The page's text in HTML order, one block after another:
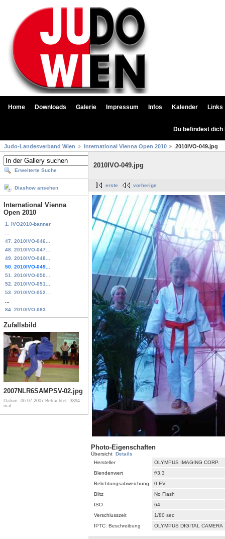
Home Downloads Galerie Impressum Infos Kalender Links
Du befindest
Judo-Landesverband Wien International Vienna Open 2010 2010IVO-049.jpg
Erweiterte Suche
Diashow ansehen
International Vienna
Open 2010
1. IVO2010-banner
47. 2010IVO-046...
48. 2010IVO-047...
49. 2010IVO-048...
50. 2010IVO-049...
51. 2010IVO-050...
52. 2010IVO-051...
53. 2010IVO-052...
84. 2010IVO-083...
Zufallsbild
2007NLR6SAMPSV-02.jpg
Datum: 06.07.2007 Betrachtet: 3894
mal
2010IVO-049.jpg
erste vorherige
Photo-Eigenschaften
Übersicht Details
Hersteller
OLYMPUS IMAGING CORP.
Blendenwert
f/3,3
Belichtungsabweichung
0 EV
Blitz
No Flash
ISO
64
Verschlusszeit
1/80 sec
IPTC: Beschreibung
OLYMPUS DIGITAL CAMERA